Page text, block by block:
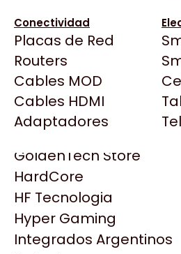
Conectividad
Placas de Red
Routers
Cables MOD
Cables HDMI
Adaptadores
Deepcool
Dell
EVGA
Gamemax
Genesis
Genius
HP
HyperX
INNO3D
Intel
Kingston
Click Gaming
Compufan Store
Dinobyte
Full H4rd
Gaming City
Gezatek
GoldenTech Store
HardCore
HF Tecnologia
Hyper Gaming
Integrados Argentinos